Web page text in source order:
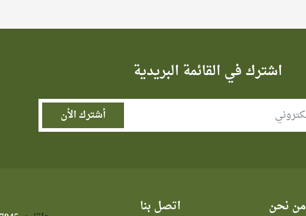
اشترك في القائمة البريدية
من نحن اتصل بنا